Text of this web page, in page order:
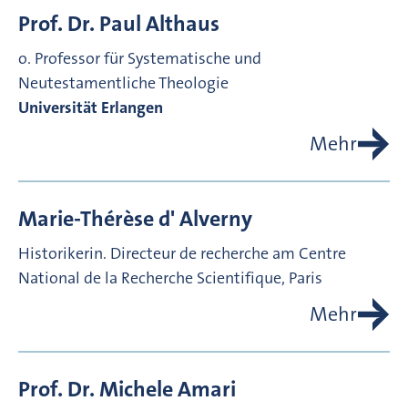
Prof. Dr. PaulAlthaus
o. Professor für Systematische und
Neutestamentliche Theologie
Universität Erlangen
Mehr
Marie-Thérèse d'Alverny
Historikerin. Directeur de recherche am Centre
National de la Recherche Scientifique, Paris
Mehr
Prof. Dr.MicheleAmari